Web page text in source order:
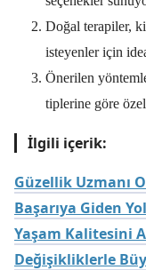
Doğal terapiler,
isteyenler için
Önerilen
tiplerine göre
İlgili içerik:
Güzellik Uzmanı
Başarıya Giden
Yaşam Kalitesini
Değişikliklerle